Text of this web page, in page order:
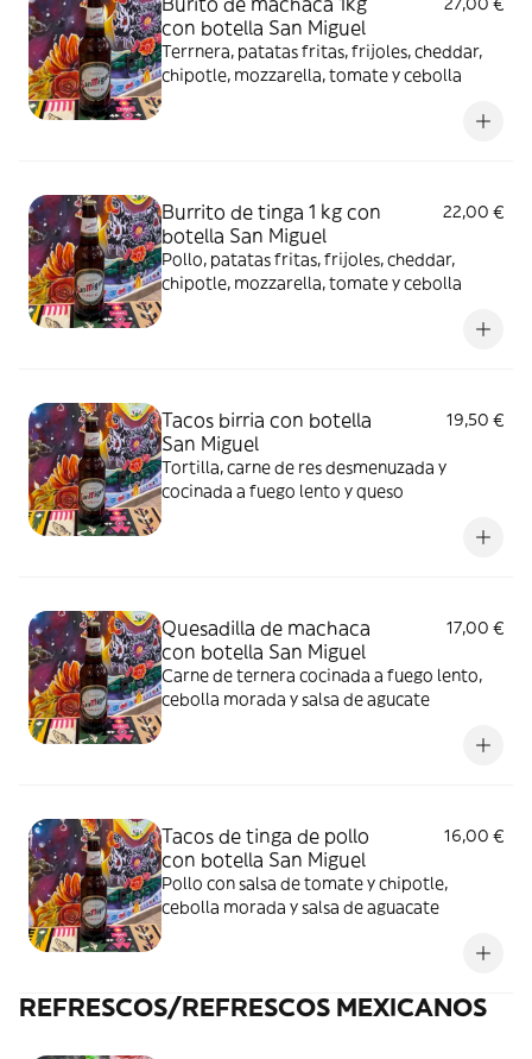
con botella San Miguel
Terrnera, patatas fritas, frijoles, cheddar,
chipotle, mozzarella, tomate y cebolla
Burrito de tinga 1 kg con
botella San Miguel
22,00 €
Pollo, patatas fritas, frijoles, cheddar,
chipotle, mozzarella, tomate y cebolla
Tacos birria con botella
San Miguel
19,50 €
Tortilla, carne de res desmenuzada y
cocinada a fuego lento y queso
Quesadilla de machaca
con botella San Miguel
17,00 €
Carne de ternera cocinada a fuego lento,
cebolla morada y salsa de agucate
Tacos de tinga de pollo
con botella San Miguel
16,00 €
Pollo con salsa de tomate y chipotle,
cebolla morada y salsa de aguacate
REFRESCOS/REFRESCOS MEXICANOS